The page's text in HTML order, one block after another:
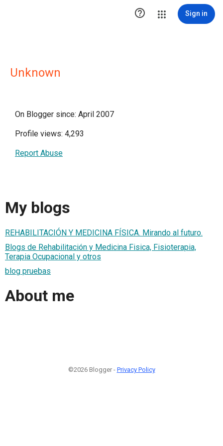
 Sign in
Unknown
On Blogger since: April 2007
Profile views: 4,293
Report Abuse
My blogs
REHABILITACIÓN Y MEDICINA FÍSICA. Mirando al futuro.
Blogs de Rehabilitación y Medicina Fisica, Fisioterapia,
Terapia Ocupacional y otros
blog pruebas
About me
©2026 Blogger - Privacy Policy